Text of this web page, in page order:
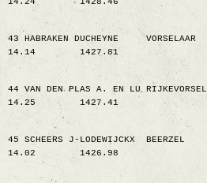
43 HABRAKEN DUCHEYNE VORSELAAR
14.14
1427.81
44 VAN DEN PLAS A. EN LU RIJKEVORSEL
14.25
1427.41
45 SCHEERS J-LODEWIJCKX BEERZEL
14.02
1426.98